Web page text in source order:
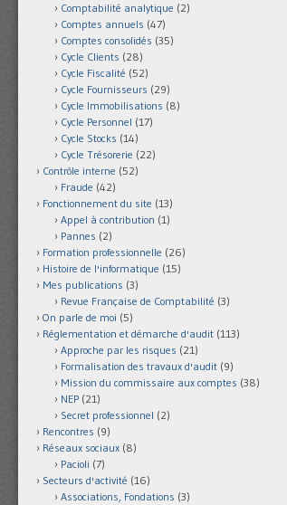
Comptabilité analytique (2)
Comptes annuels (47)
Comptes consolidés (35)
Cycle Clients (28)
Cycle Fiscalité (52)
Cycle Fournisseurs (29)
Cycle Immobilisations (8)
Cycle Personnel (17)
Cycle Stocks (14)
Cycle Trésorerie (22)
Contrôle interne (52)
Fraude (42)
Fonctionnement du site (13)
Appel à contribution (1)
Pannes (2)
Formation professionnelle (26)
Histoire de l'informatique (15)
Mes publications (3)
Revue Française de Comptabilité (3)
On parle de moi (5)
Réglementation et démarche d'audit (113)
Approche par les risques (21)
Formalisation des travaux d'audit (9)
Mission du commissaire aux comptes (38)
NEP (21)
Secret professionnel (2)
Rencontres (9)
Réseaux sociaux (8)
Pacioli (7)
Secteurs d'activité (16)
Associations, Fondations (3)